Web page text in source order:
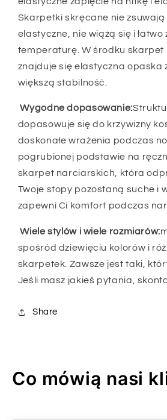
Skarpetki skręcane nie
elastyczne, nie wiążą się i łatwo
temperaturę. W środku
znajduje się elastyczna opaska
większą stabilność.
Wygodne dopasowanie:
dopasowuje się do krzywizny
doskonałe wrażenia podczas
pogrubionej podstawie na
skarpet narciarskich, która
Twoje stopy pozostaną suche i
zapewni Ci komfort podczas
Wiele stylów i wiele rozmiarów:
spośród dziewięciu kolorów i
skarpetek. Zawsze jest taki,
Jeśli masz jakieś pytania,
Share
Co mówią nasi